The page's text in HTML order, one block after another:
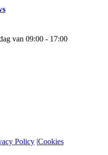
van 09:00 - 17:00
Policy Cookies